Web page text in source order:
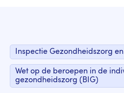
Inspectie Gezondheidszorg
Wet op de beroepen in de
gezondheidszorg (BIG)